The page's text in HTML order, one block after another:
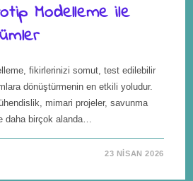
Modelleme ile
fikirlerinizi somut, test edilebilir
dönüştürmenin en etkili yoludur.
mimari projeler, savunma
daha birçok alanda…
23 NISAN 2026